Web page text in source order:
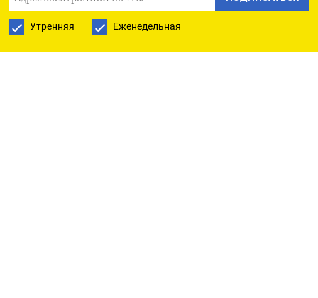
Утренняя Еженедельная
Этот объем, возможно, еще возрастет, так как
Индия планирует увеличить закупки